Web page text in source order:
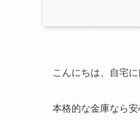
こんにちは、自宅
本格的な金庫なら安